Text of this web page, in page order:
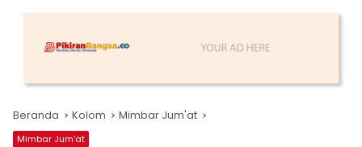
Beranda Kolom Mimbar Jum'at
Mimbar Jum'at